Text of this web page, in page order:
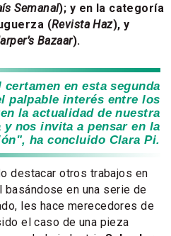
Semanal); y en la categoría
(Revista Haz), y
Bazaar).
en esta segunda
palpable interés entre los
la actualidad de nuestra
nos invita a pensar en la
ha concluido Clara Pi.
destacar otros trabajos en
en una serie de
les hace merecedores de
el caso de una pieza